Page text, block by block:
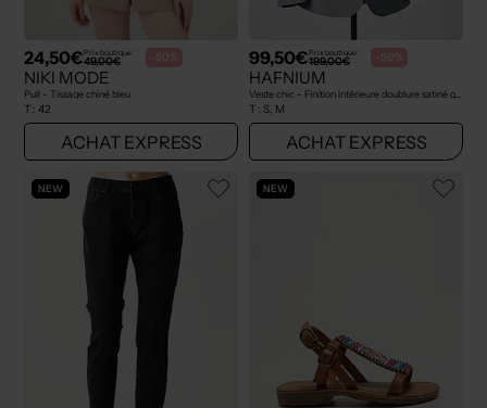
24,50€Prix boutique :
49,00€ -50%
NIKI MODE
Pull - Tissage chiné bleu
T : 42
ACHAT EXPRESS
99,50€Prix boutique :
199,00€ -50%
HAFNIUM
T : S, M
ACHAT EXPRESS
NEW NEW